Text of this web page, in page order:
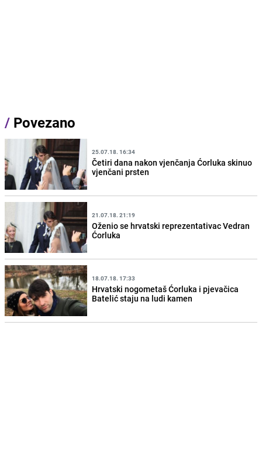
/ Povezano
25.07.18. 16:34
Četiri dana nakon vjenčanja Ćorluka skinuo
vjenčani prsten
21.07.18. 21:19
Oženio se hrvatski reprezentativac Vedran
Ćorluka
18.07.18. 17:33
Hrvatski nogometaš Ćorluka i pjevačica
Batelić staju na ludi kamen